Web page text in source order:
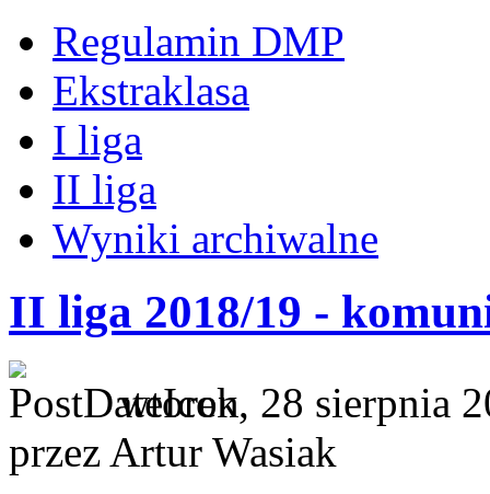
Regulamin DMP
Ekstraklasa
I liga
II liga
Wyniki archiwalne
II liga 2018/19 -
wtorek, 28 sierpnia
przez Artur Wasiak